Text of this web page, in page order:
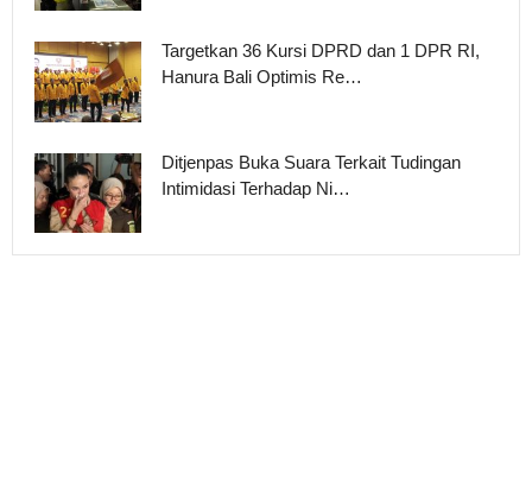
Targetkan 36 Kursi DPRD dan 1 DPR RI,
Hanura Bali Optimis Re…
Ditjenpas Buka Suara Terkait Tudingan
Intimidasi Terhadap Ni…